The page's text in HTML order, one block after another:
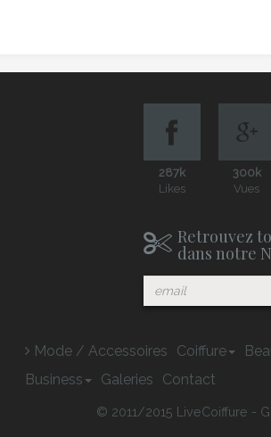
287k
Likes
300k
Vues
Retrouvez
dans notre
Mode / Accessoires Coiffure
Business
Galeries Contact
© 2011/2015 LiveCoiffure -